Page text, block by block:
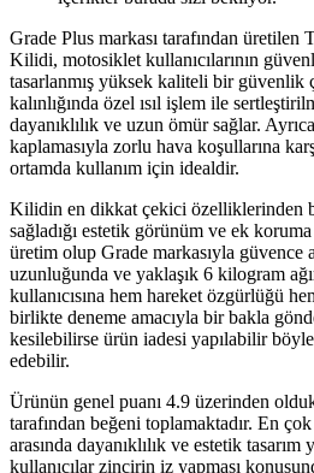
Grade Plus markası tarafından
Kilidi, motosiklet kullanıcılarının
tasarlanmış yüksek kaliteli bir
kalınlığında özel ısıl işlem ile
dayanıklılık ve uzun ömür sağlar.
kaplamasıyla zorlu hava koşullarına
ortamda kullanım için idealdir.
Kilidin en dikkat çekici özelliklerinden
sağladığı estetik görünüm ve ek
üretim olup Grade markasıyla güvence
uzunluğunda ve yaklaşık 6 kilogram
kullanıcısına hem hareket özgürlüğü
birlikte deneme amacıyla bir bakla
kesilebilirse ürün iadesi yapılabilir
edebilir.
Ürünün genel puanı 4.9 üzerinden
tarafından beğeni toplamaktadır. En
arasında dayanıklılık ve estetik
kullanıcılar zincirin iz yapması